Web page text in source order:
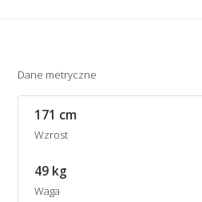
Dane metryczne
171 cm
Wzrost
49 kg
Waga